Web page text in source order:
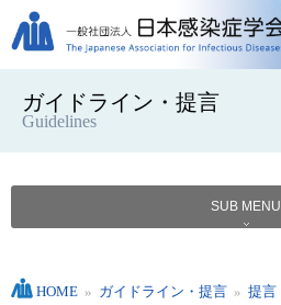
ガイドライン・提言
Guidelines
SUB MENU
HOME » ガイドライン・提言 » 提言